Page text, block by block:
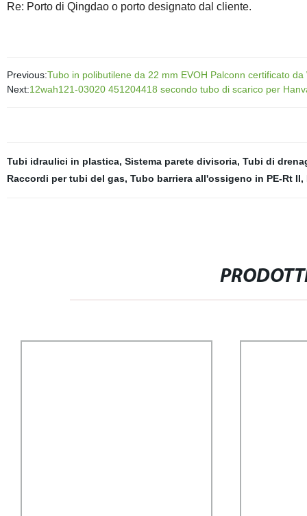
Re: Porto di Qingdao o porto designato dal cliente.
Previous:Tubo in polibutilene da 22 mm EVOH Palconn certificato
Next:12wah121-03020 451204418 secondo tubo di scarico per
Tubi idraulici in plastica, Sistema parete divisoria, Tubi di
Raccordi per tubi del gas, Tubo barriera all'ossigeno in PE-Rt II,